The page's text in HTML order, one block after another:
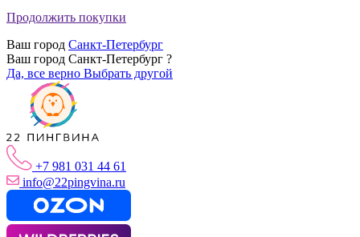
Продолжить покупки
Ваш город Санкт-Петербург
Ваш город Санкт-Петербург ?
Да, все верно Выбрать другой
+7 981 031 44 61
info@22pingvina.ru